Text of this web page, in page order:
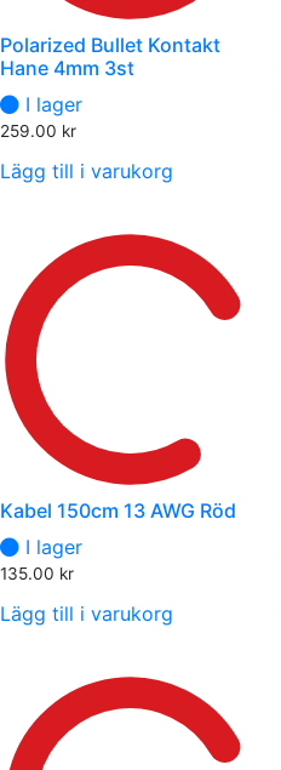
Polarized Bullet Kontakt
Hane 4mm 3st
I lager
259.00 kr
Lägg till i varukorg
Kabel 150cm 13 AWG Röd
I lager
135.00 kr
Lägg till i varukorg